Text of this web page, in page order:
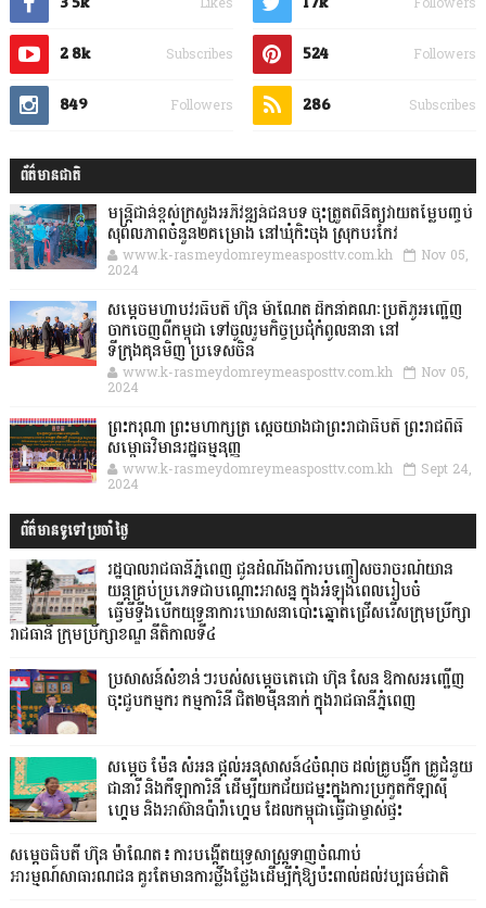
2.8k Subscribes 524 Followers
849 Followers 286 Subscribes
ព័ត៌មានជាតិ
មន្ត្រីជាន់ខ្ពស់ក្រសួងអភិវឌ្ឍន៍ជនបទ ចុះត្រួតពិនិត្យវាយតម្លៃបញ្ចប់
សុពលភាពចំនួន២គម្រោង នៅឃុំកិះចុង ស្រុកបរកែវ
www.k-rasmeydomreymeasposttv.com.kh Nov 05,
2024
សម្តេចមហាបវរធិបតី ហ៊ុន ម៉ាណែត ដឹកនាំគណៈប្រតិភូអញ្ជើញ
ចាកចេញពីកម្ពុជា ទៅចូលរួមកិច្ចប្រជុំកំពូលនានា នៅ
ទីក្រុងគុនមិញ ប្រទេសចិន
www.k-rasmeydomreymeasposttv.com.kh Nov 05,
2024
ព្រះករុណា ព្រះមហាក្សត្រ ស្តេចយាងជាព្រះរាជាធិបតី ព្រះរាជពិធី
សម្ពោធវិមានរដ្ឋធម្មនុញ្ញ
www.k-rasmeydomreymeasposttv.com.kh Sept 24,
2024
ព័ត៌មានទូទៅប្រចាំថ្ងៃ
រដ្ឋបាលរាជធានីភ្នំពេញ ជូនដំណឹងពីការបញ្ចៀសចរាចរណ៍យាន
យន្តគ្រប់ប្រភេទជាបណ្តោះអាសន្ន ក្នុងអំឡុងពេលរៀបចំ
ធ្វើមីទ្ទីងបើកយុទ្ធនាការឃោសនាបោះឆ្នោតជ្រើសរើសក្រុមប្រឹក្សា
រាជធានី ក្រុមប្រឹក្សាខណ្ឌ នីតិកាលទី៤
ប្រសាសន៍សំខាន់ៗរបស់សម្តេចតេជោ ហ៊ុន សែន ឱកាសអញ្ជើញ
ចុះជួបកម្មករ កម្មការិនី ជិត២ម៉ឺននាក់ ក្នុងរាជធានីភ្នំពេញ
សម្តេច ម៉ែន សំអន ផ្តល់អនុសាសន៍៤ចំណុច ដល់គ្រូបង្វឹក គ្រូជំនួយ
ជានារី និងកីឡាការិនី ដើម្បីយកជ័យជម្នះក្នុងការប្រកួតកីឡាស៊ី
ហ្គេម និងអាស៊ានប៉ារ៉ាហ្គេម ដែលកម្ពុជាធ្វើជាម្ចាស់ផ្ទះ
សម្តេចធិបតី ហ៊ុន ម៉ាណែត៖ ការបង្កើតយុទ្ធសាស្ត្រទាញចំណាប់
អារម្មណ៍សាធារណជន គួរតែមានការថ្លឹងថ្លែងដើម្បីកុំឱ្យប៉ះពាល់ដល់វប្បធម៌ជាតិ